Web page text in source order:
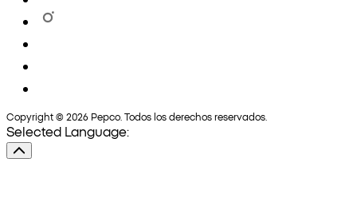
Copyright © 2026 Pepco. Todos los derechos reservados.
Selected Language: